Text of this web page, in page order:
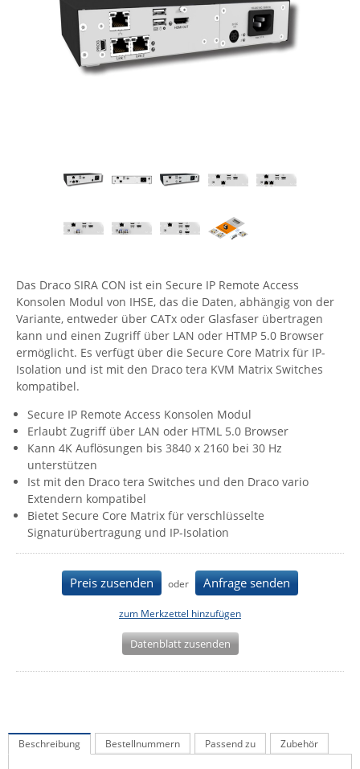
Energiemessung
Energieverteilung
IP, WLAN & GSM Sensorik
Datenlogger
IoT - Internet of Things
Remote I/O
IPC, Industrielle Netzwerktechnik & WLAN
Comet System
CompleTech
Contemporary Controls
Enginko - mcf88
Guntermann & Drunck
High Sec Labs
HW group
Icron
IEC Lock
Kerlink
Kramer Electronics
KVM TEC
Legrand
LigoWave
Milesight
Panorama Antennas
Raritan
Das Draco SIRA CON ist ein Secure IP Remote Access
Konsolen Modul von IHSE, das die Daten, abhängig von der
Variante, entweder über CATx oder Glasfaser übertragen
kann und einen Zugriff über LAN oder HTMP 5.0 Browser
ermöglicht. Es verfügt über die Secure Core Matrix für IP-
Isolation und ist mit den Draco tera KVM Matrix Switches
kompatibel.
Secure IP Remote Access Konsolen Modul
Erlaubt Zugriff über LAN oder HTML 5.0 Browser
Kann 4K Auflösungen bis 3840 x 2160 bei 30 Hz
unterstützen
Ist mit den Draco tera Switches und den Draco vario
Extendern kompatibel
Bietet Secure Core Matrix für verschlüsselte
Signaturübertragung und IP-Isolation
Preis zusenden oder Anfrage senden
zum Merkzettel hinzufügen
Datenblatt zusenden
Beschreibung Bestellnummern Passend zu Zubehör